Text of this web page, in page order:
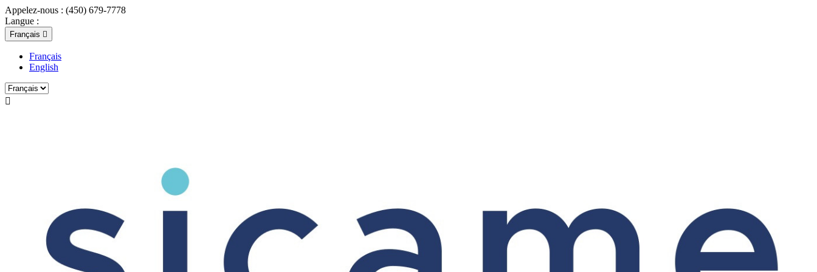
Appelez-nous : (450) 679-7778
Langue :
Français 
Français
English
